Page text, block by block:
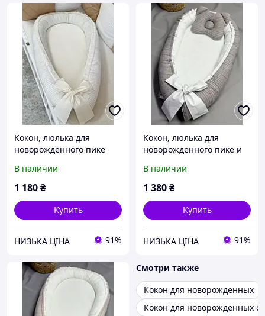
Кокон, люлька для
новорожденного пике
В наличии
1 180₴
Купить
НИЗЬКА ЦІНА 91%
Кокон, люлька для
новорожденного пике и
серый
В наличии
1 380₴
Купить
НИЗЬКА ЦІНА 91%
Смотри также
Кокон для новорожденных
Кокон для новорожденных с